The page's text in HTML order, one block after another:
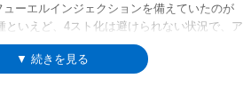
ーエルインジェクションを備えていたのが
といえど、4スト化は避けられない状況で、ア
た2ストのZZ（ジーツー）も、翌年には姿を
チェンジや強化された排出ガス規制（平成28
▼ 続きを見る